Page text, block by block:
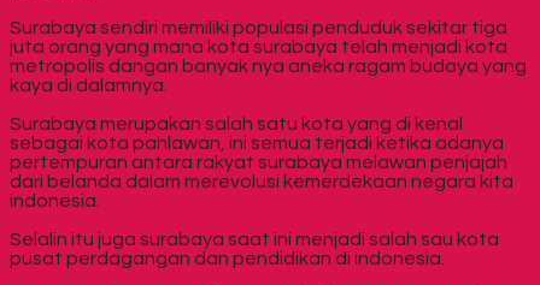
Surabaya sendiri memiliki populasi penduduk sekitar tiga
juta orang yang mana kota surabaya telah menjadi kota
metropolis dangan banyak nya aneka ragam budaya yang
kaya di dalamnya.
Surabaya merupakan salah satu kota yang di kenal
sebagai kota pahlawan, ini semua terjadi ketika adanya
pertempuran antara rakyat surabaya melawan penjajah
dari belanda dalam merevolusi kemerdekaan negara kita
indonesia.
Selalin itu juga surabaya saat ini menjadi salah sau kota
pusat perdagangan dan pendidikan di indonesia.